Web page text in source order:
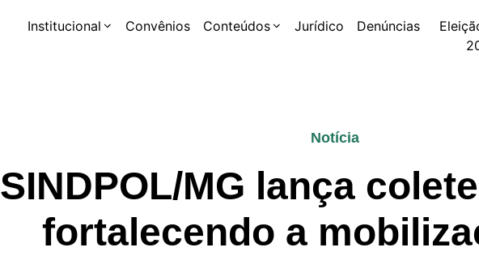
Institucional Convênios Conteúdos Jurídico Denúncias
Notícia
SINDPOL/MG lança
fortalecendo a